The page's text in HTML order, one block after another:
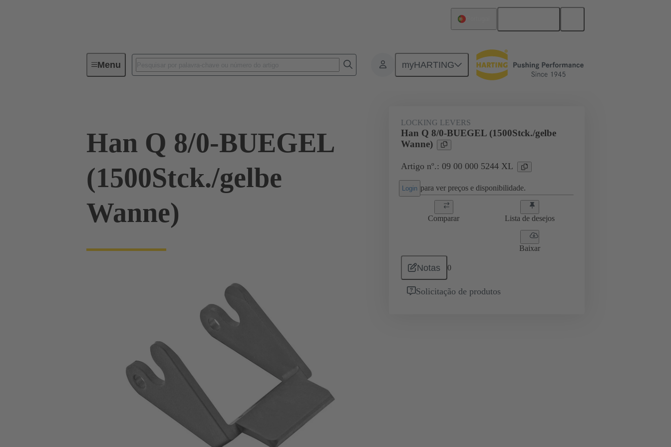
Menu myHARTING
Industrial connectors / Han® Accessories Locking systems 09 00 000 5244 XL
Han Q 8/0-BUEGEL
(1500Stck./gelbe
Wanne)
LOCKING LEVERS
Han Q 8/0-BUEGEL (1500Stck./gelbe
Wanne)
Artigo nº.: 09 00 000 5244 XL
Login para ver preços e disponibilidade.
Comparar Lista de desejos
Baixar
Notas 0
Solicitação de produtos